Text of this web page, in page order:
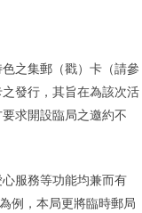
之集郵（戳）卡（請參
發行，其旨在為該次活
求開設臨局之邀約不
服務等功能均兼而有
例，本局更將臨時郵局